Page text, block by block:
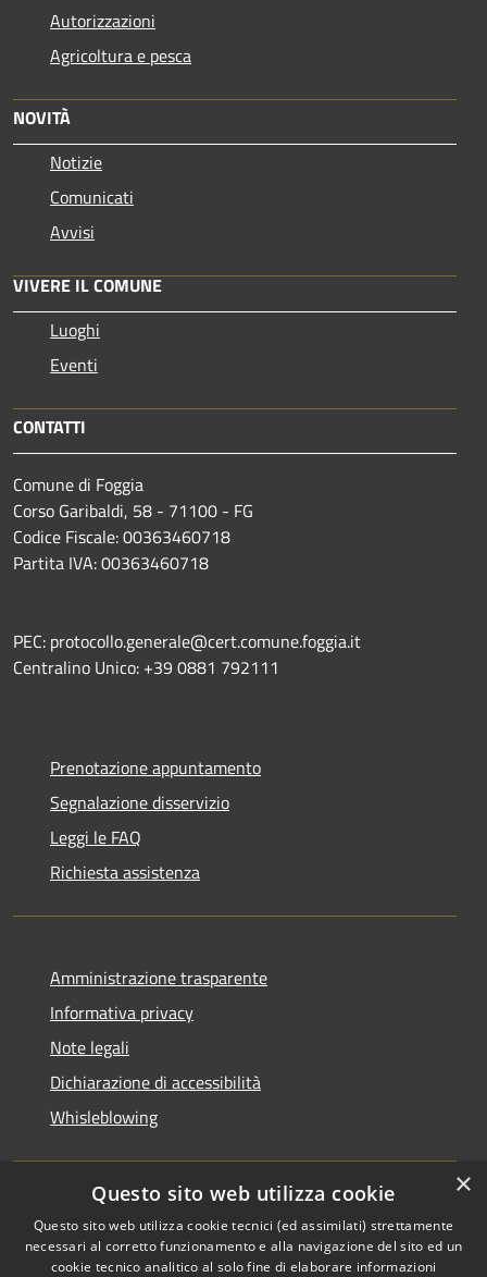
Autorizzazioni
Agricoltura e pesca
NOVITÀ
Notizie
Comunicati
Avvisi
VIVERE IL COMUNE
Luoghi
Eventi
CONTATTI
Comune di Foggia
Corso Garibaldi, 58 - 71100 - FG
Codice Fiscale: 00363460718
Partita IVA: 00363460718
PEC: protocollo.generale@cert.comune.foggia.it
Centralino Unico: +39 0881 792111
Prenotazione appuntamento
Segnalazione disservizio
Leggi le FAQ
Richiesta assistenza
Amministrazione trasparente
Informativa privacy
Note legali
Dichiarazione di accessibilità
Whisleblowing
RSS
Accessibilità
Copyright © 2026 • Comune di
Foggia • Powered by
×
Questo sito web utilizza cookie
Questo sito web utilizza cookie tecnici (ed assimilati) strettamente
necessari al corretto funzionamento e alla navigazione del sito ed un
cookie tecnico analitico al solo fine di elaborare informazioni